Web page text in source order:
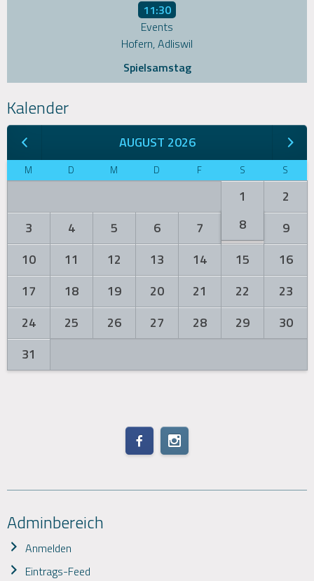
11:30
Events
Hofern, Adliswil
Spielsamstag
Kalender
AUGUST 2026
M D M D F S S
1
2
3
4 5 6 7 8
9
10
11 12 13 14 15
16
17
18 19 20 21 22
23
24
25 26 27 28 29
30
31
Adminbereich
Anmelden
Eintrags-Feed